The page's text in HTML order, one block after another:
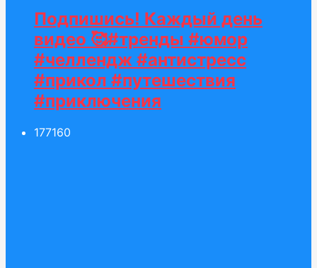
Подпишись! Каждый день
видео 🥰#тренды #юмор
#челлендж #антистресс
#прикол #путешествия
#приключения
177160